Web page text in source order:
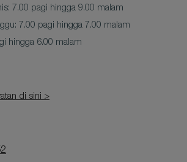
7.00 pagi hingga 9.00 malam
7.00 pagi hingga 7.00 malam
hingga 6.00 malam
di sini >